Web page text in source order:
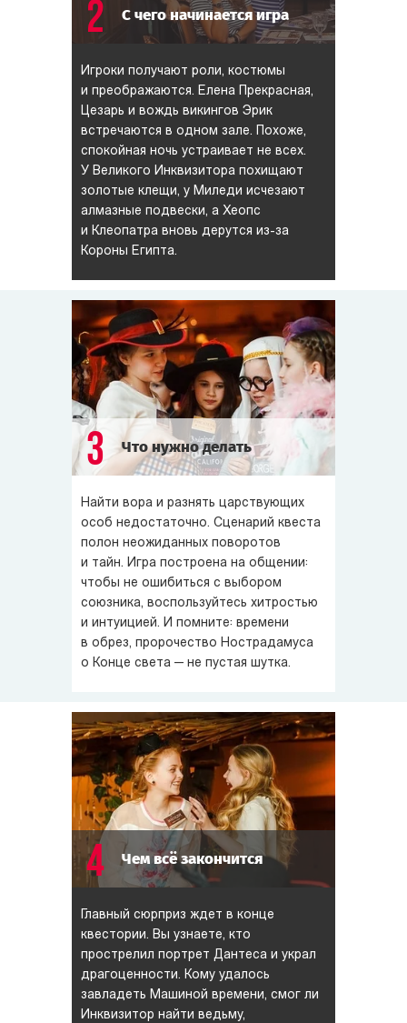
2 С чего начинается игра
Игроки получают роли, костюмы
и преображаются. Елена Прекрасная,
Цезарь и вождь викингов Эрик
встречаются в одном зале. Похоже,
спокойная ночь устраивает не всех.
У Великого Инквизитора похищают
золотые клещи, у Миледи исчезают
алмазные подвески, а Хеопс
и Клеопатра вновь дерутся из-за
Короны Египта.
3 Что нужно делать
Найти вора и разнять царствующих
особ недостаточно. Сценарий квеста
полон неожиданных поворотов
и тайн. Игра построена на общении:
чтобы не ошибиться с выбором
союзника, воспользуйтесь хитростью
и интуицией. И помните: времени
в обрез, пророчество Нострадамуса
о Конце света — не пустая шутка.
4 Чем всё закончится
Главный сюрприз ждет в конце
квестории. Вы узнаете, кто
прострелил портрет Дантеса и украл
драгоценности. Кому удалось
завладеть Машиной времени, смог ли
Инквизитор найти ведьму,